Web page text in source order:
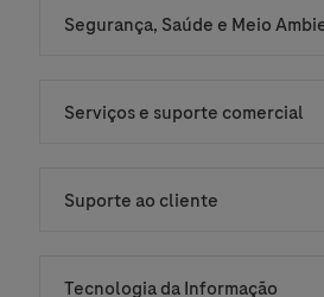
Serviços e suporte comercial
Suporte ao cliente
Tecnologia da Informação